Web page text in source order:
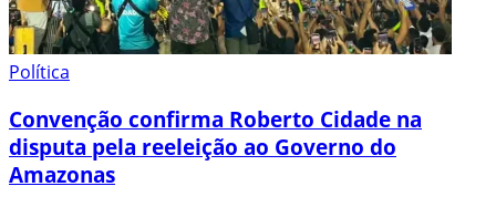
Política
Convenção confirma Roberto Cidade na
disputa pela reeleição ao Governo do
Amazonas